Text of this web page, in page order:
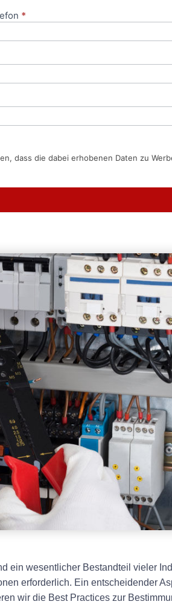
*
dass die dabei erhobenen Daten zu
ein wesentlicher Bestandteil vieler
erforderlich. Ein entscheidender
wir die Best Practices zur